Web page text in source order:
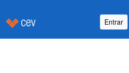
Entrar